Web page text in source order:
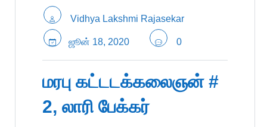
Vidhya Lakshmi Rajasekar
ஜூன் 18, 2020 0
மரபு கட்டடக்கலைஞன் #
2, லாரி பேக்கர்